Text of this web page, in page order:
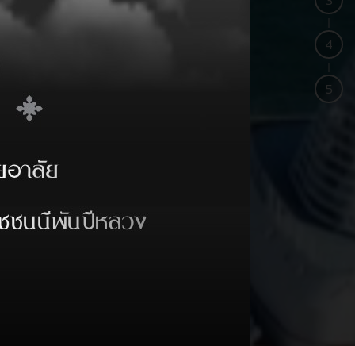
4
5